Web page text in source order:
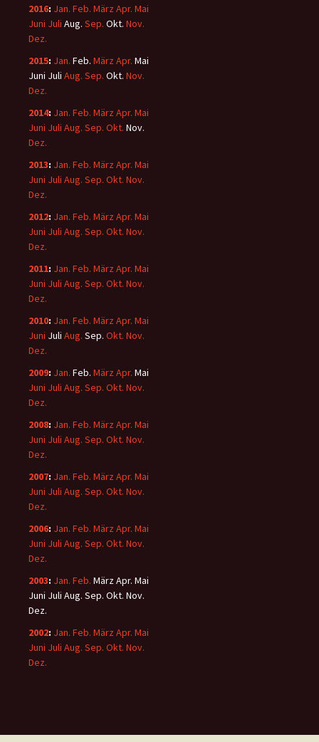
2016: Jan. Feb. März Apr. Mai
Juni Juli Aug. Sep. Okt. Nov.
Dez.
2015: Jan. Feb. März Apr. Mai
Juni Juli Aug. Sep. Okt. Nov.
Dez.
2014: Jan. Feb. März Apr. Mai
Juni Juli Aug. Sep. Okt. Nov.
Dez.
2013: Jan. Feb. März Apr. Mai
Juni Juli Aug. Sep. Okt. Nov.
Dez.
2012: Jan. Feb. März Apr. Mai
Juni Juli Aug. Sep. Okt. Nov.
Dez.
2011: Jan. Feb. März Apr. Mai
Juni Juli Aug. Sep. Okt. Nov.
Dez.
2010: Jan. Feb. März Apr. Mai
Juni Juli Aug. Sep. Okt. Nov.
Dez.
2009: Jan. Feb. März Apr. Mai
Juni Juli Aug. Sep. Okt. Nov.
Dez.
2008: Jan. Feb. März Apr. Mai
Juni Juli Aug. Sep. Okt. Nov.
Dez.
2007: Jan. Feb. März Apr. Mai
Juni Juli Aug. Sep. Okt. Nov.
Dez.
2006: Jan. Feb. März Apr. Mai
Juni Juli Aug. Sep. Okt. Nov.
Dez.
2003: Jan. Feb. MärzApr. Mai
Juni Juli Aug. Sep. Okt. Nov.
Dez.
2002: Jan. Feb. März Apr. Mai
Juni Juli Aug. Sep. Okt. Nov.
Dez.